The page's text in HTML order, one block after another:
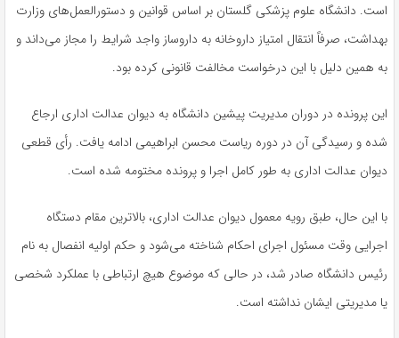
است. دانشگاه علوم پزشکی گلستان بر اساس قوانین و دستورالعمل‌های وزارت
بهداشت، صرفاً انتقال امتیاز داروخانه به داروساز واجد شرایط را مجاز می‌داند و
به همین دلیل با این درخواست مخالفت قانونی کرده بود.
این پرونده در دوران مدیریت پیشین دانشگاه به دیوان عدالت اداری ارجاع
شده و رسیدگی آن در دوره ریاست محسن ابراهیمی ادامه یافت. رأی قطعی
دیوان عدالت اداری به طور کامل اجرا و پرونده مختومه شده است.
با این حال، طبق رویه معمول دیوان عدالت اداری، بالاترین مقام دستگاه
اجرایی وقت مسئول اجرای احکام شناخته می‌شود و حکم اولیه انفصال به نام
رئیس دانشگاه صادر شد، در حالی که موضوع هیچ ارتباطی با عملکرد شخصی
یا مدیریتی ایشان نداشته است.